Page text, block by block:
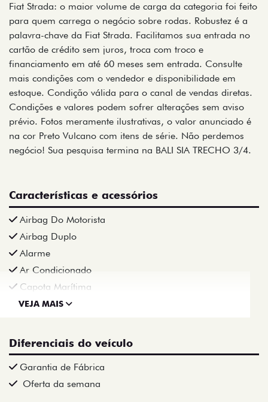
Fiat Strada: o maior volume de carga da categoria foi feito
para quem carrega o negócio sobre rodas. Robustez é a
palavra-chave da Fiat Strada. Facilitamos sua entrada no
cartão de crédito sem juros, troca com troco e
financiamento em até 60 meses sem entrada. Consulte
mais condições com o vendedor e disponibilidade em
estoque. Condição válida para o canal de vendas diretas.
Condições e valores podem sofrer alterações sem aviso
prévio. Fotos meramente ilustrativas, o valor anunciado é
na cor Preto Vulcano com itens de série. Não perdemos
negócio! Sua pesquisa termina na BALI SIA TRECHO 3/4.
Características e acessórios
Airbag Do Motorista
Airbag Duplo
Alarme
Ar Condicionado
Capota Marítima
VEJA MAIS
Diferenciais do veículo
Garantia de Fábrica
Oferta da semana